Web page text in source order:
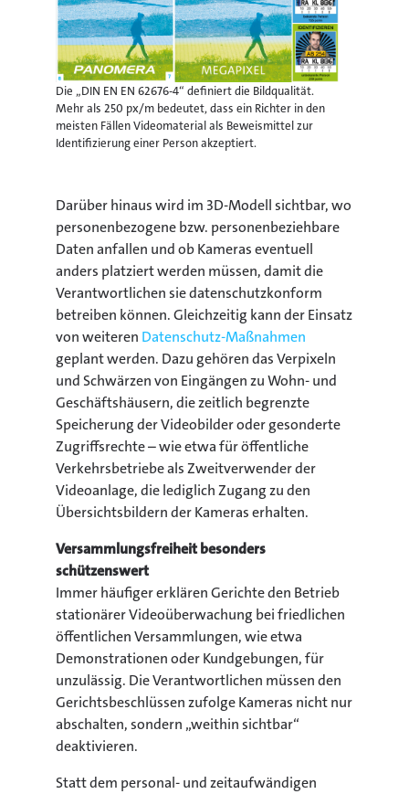
Die „DIN EN EN 62676-4“ definiert die Bildqualität.
Mehr als 250 px/m bedeutet, dass ein Richter in den
meisten Fällen Videomaterial als Beweismittel zur
Identifizierung einer Person akzeptiert.
Darüber hinaus wird im 3D-Modell sichtbar, wo
personenbezogene bzw. personenbeziehbare
Daten anfallen und ob Kameras eventuell
anders platziert werden müssen, damit die
Verantwortlichen sie datenschutzkonform
betreiben können. Gleichzeitig kann der Einsatz
von weiteren Datenschutz-Maßnahmen
geplant werden. Dazu gehören das Verpixeln
und Schwärzen von Eingängen zu Wohn- und
Geschäftshäusern, die zeitlich begrenzte
Speicherung der Videobilder oder gesonderte
Zugriffsrechte – wie etwa für öffentliche
Verkehrsbetriebe als Zweitverwender der
Videoanlage, die lediglich Zugang zu den
Übersichtsbildern der Kameras erhalten.
Versammlungsfreiheit besonders
schützenswert
Immer häufiger erklären Gerichte den Betrieb
stationärer Videoüberwachung bei friedlichen
öffentlichen Versammlungen, wie etwa
Demonstrationen oder Kundgebungen, für
unzulässig. Die Verantwortlichen müssen den
Gerichtsbeschlüssen zufolge Kameras nicht nur
abschalten, sondern „weithin sichtbar“
deaktivieren.
Statt dem personal- und zeitaufwändigen